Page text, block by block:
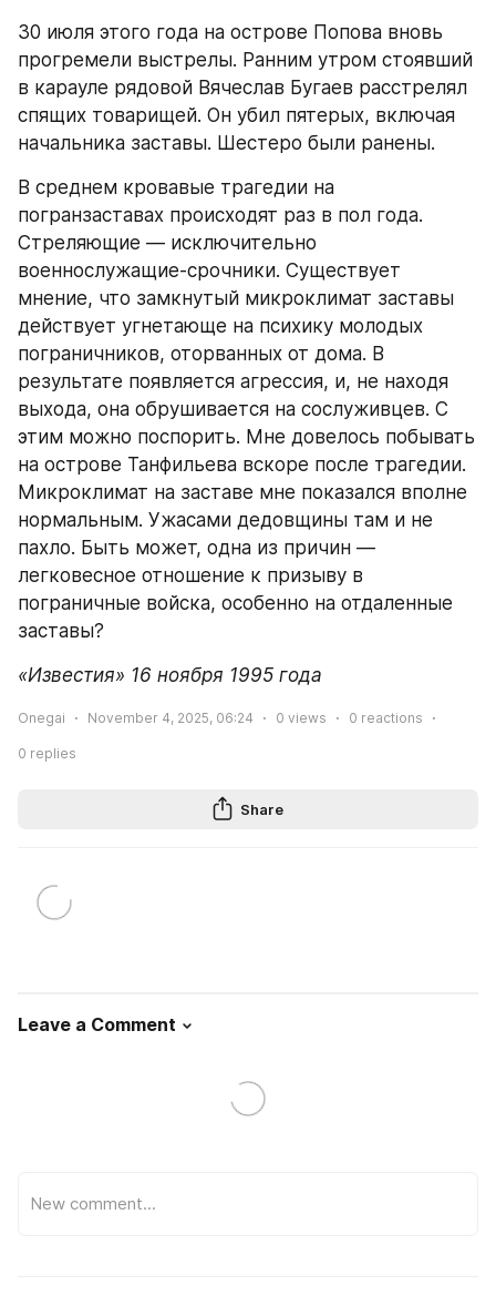
30 июля этого года на острове Попова вновь
прогремели выстрелы. Ранним утром стоявший
в карауле рядовой Вячеслав Бугаев расстрелял
спящих товарищей. Он убил пятерых, включая
начальника заставы. Шестеро были ранены.
В среднем кровавые трагедии на
погранзаставах происходят раз в пол года.
Стреляющие — исключительно
военнослужащие-срочники. Существует
мнение, что замкнутый микроклимат заставы
действует угнетающе на психику молодых
пограничников, оторванных от дома. В
результате появляется агрессия, и, не находя
выхода, она обрушивается на сослуживцев. С
этим можно поспорить. Мне довелось побывать
на острове Танфильева вскоре после трагедии.
Микроклимат на заставе мне показался вполне
нормальным. Ужасами дедовщины там и не
пахло. Быть может, одна из причин —
легковесное отношение к призыву в
пограничные войска, особенно на отдаленные
заставы?
«Известия» 16 ноября 1995 года
Onegai November 4, 2025, 06:24 0 views 0 reactions
0 replies
Share
Leave a Comment